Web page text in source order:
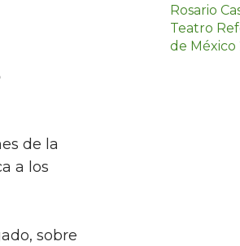
de la
a los
sobre